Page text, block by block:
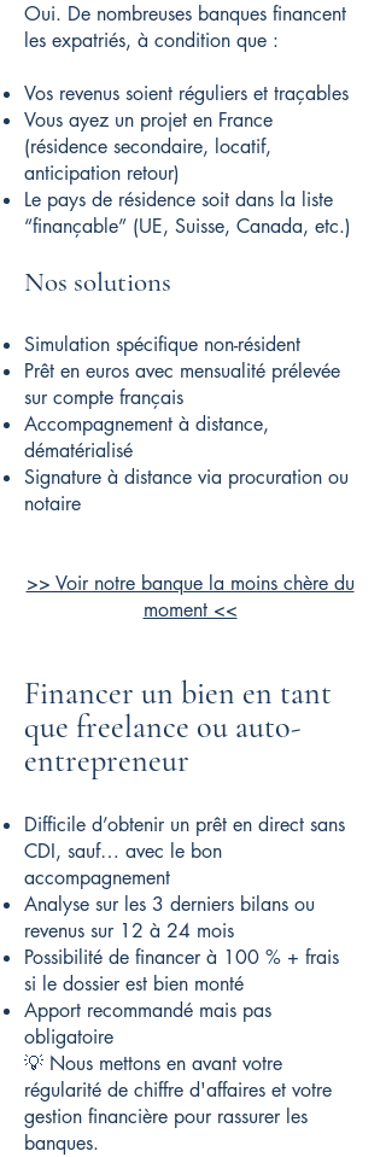
Oui. De nombreuses banques financent
les expatriés, à condition que :
Vos revenus soient réguliers et traçables
Vous ayez un projet en France
(résidence secondaire, locatif,
anticipation retour)
Le pays de résidence soit dans la liste
“finançable” (UE, Suisse, Canada, etc.)
Nos solutions
Simulation spécifique non-résident
Prêt en euros avec mensualité prélevée
sur compte français
Accompagnement à distance,
dématérialisé
Signature à distance via procuration ou
notaire
>> Voir notre banque la moins chère du
moment <<
Financer un bien en tant
que freelance ou auto-
entrepreneur
Difficile d’obtenir un prêt en direct sans
CDI, sauf… avec le bon
accompagnement
Analyse sur les 3 derniers bilans ou
revenus sur 12 à 24 mois
Possibilité de financer à 100 % + frais
si le dossier est bien monté
Apport recommandé mais pas
obligatoire
💡 Nous mettons en avant votre
régularité de chiffre d'affaires et votre
gestion financière pour rassurer les
banques.